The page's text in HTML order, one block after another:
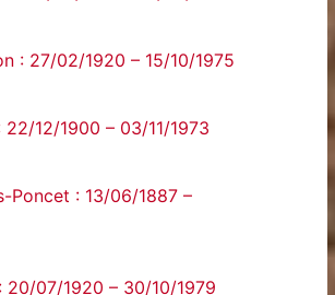
: 27/02/1920 – 15/10/1975
12/1900 – 03/11/1973
Poncet : 13/06/1887 –
20/07/1920 – 30/10/1979